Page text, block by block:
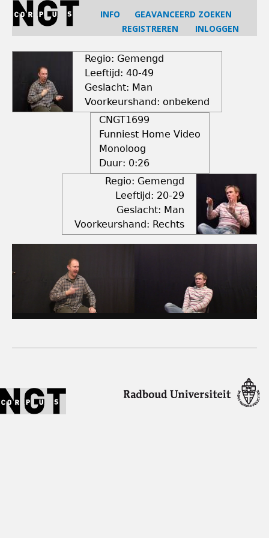
Jump
navigation
INFO
GEAVANCEERD ZOEKEN
REGISTREREN
INLOGGEN
Regio: Gemengd
Leeftijd: 40-49
Geslacht: Man
Voorkeurshand: onbekend
CNGT1699
Funniest Home Video
Monoloog
Duur: 0:26
Regio: Gemengd
Leeftijd: 20-29
Geslacht: Man
Voorkeurshand: Rechts